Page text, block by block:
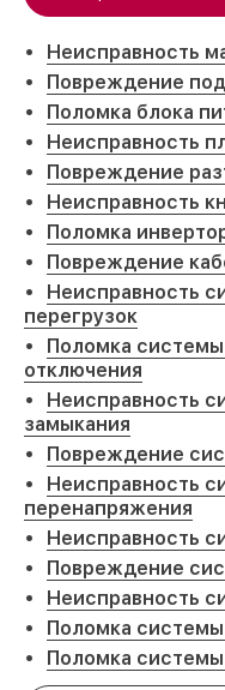
Неисправность
Повреждение
Поломка блока
Неисправность
Повреждение
Неисправность
Поломка
Повреждение
Неисправность
перегрузок
Поломка системы
отключения
Неисправность
замыкания
Повреждение
Неисправность
перенапряжения
Неисправность
Повреждение
Неисправность
Поломка
Поломка